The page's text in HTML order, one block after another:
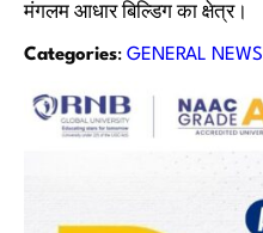
मंगलम आधार बिल्डिग का क्षेत्र।
Categories: GENERAL NEWS